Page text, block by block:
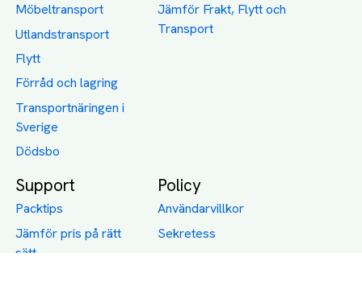
Möbeltransport
Utlandstransport
Flytt
Förråd och lagring
Transportnäringen i
Sverige
Dödsbo
Jämför Frakt, Flytt och
Transport
Support
Packtips
Jämför pris på rätt
sätt
Policy
Användarvillkor
Sekretess